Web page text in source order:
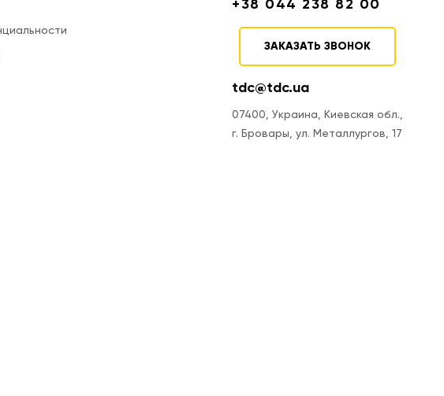
+38 044 238 82 00
ЗАКАЗАТЬ ЗВОНОК
tdc@tdc.ua
07400, Украина, Киевская обл.,
г. Бровары, ул. Металлургов, 17